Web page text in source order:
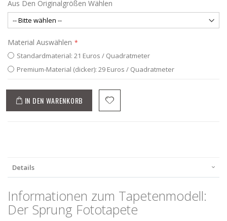
Aus Den Originalgrößen Wählen
Material Auswählen
Standardmaterial: 21 Euros / Quadratmeter
Premium-Material (dicker): 29 Euros / Quadratmeter
IN DEN WARENKORB
Details
Informationen zum Tapetenmodell:
Der Sprung Fototapete